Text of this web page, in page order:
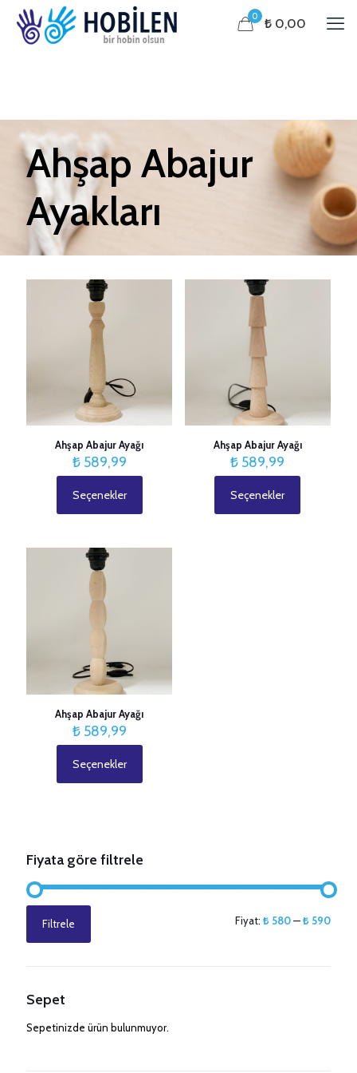
0 ₺ 0,00
Ahşap Abajur
Ayakları
Ahşap Abajur Ayağı
₺589,99
Seçenekler
ürünün
fazla
varyasyonu
Seçenekler
sayfasından
Ahşap Abajur Ayağı
₺ 589,99
Seçenekler
ürünün
Ahşap Abajur Ayağı
₺589,99
Seçenekler
ürünün
Seçenekler
sayfasından
seçilebilir
Fiyata göre filtrele
düşük
fiyat
yüksek
fiyat
Filtrele Fiyat: ₺ 580—₺ 590
Sepet
Sepetinizde ürün bulunmuyor.